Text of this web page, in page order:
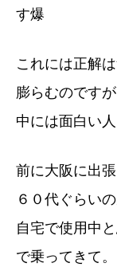
す爆
これには正解
膨らむのですが
中には面白い
前に大阪に出
６０代ぐらい
自宅で使用中
で乗ってきて。